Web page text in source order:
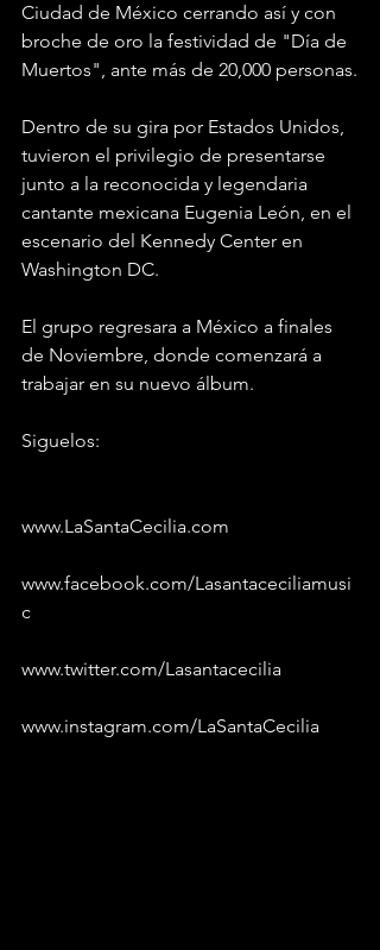
Ciudad de México cerrando así y con
broche de oro la festividad de "Día de
Muertos", ante más de 20,000 personas.
Dentro de su gira por Estados Unidos,
tuvieron el privilegio de presentarse
junto a la reconocida y legendaria
cantante mexicana Eugenia León, en el
escenario del Kennedy Center en
Washington DC.
El grupo regresara a México a finales
de Noviembre, donde comenzará a
trabajar en su nuevo álbum.
Siguelos:
www.LaSantaCecilia.com
www.facebook.com/Lasantaceciliamusi
c
www.twitter.com/Lasantacecilia
www.instagram.com/LaSantaCecilia